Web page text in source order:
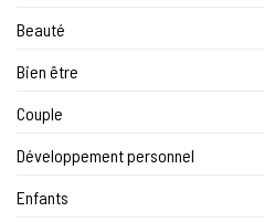
Beauté
Bien être
Couple
Développement personnel
Enfants